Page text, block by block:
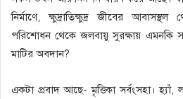
নির্মাণে, ক্ষুদ্রাতিক্ষুদ্র জীবের
পরিশোধন থেকে জলবায়ু সুরক্ষায় এমনকি
মাটির অবদান?
একটা প্রবাদ আছে- মৃত্তিকা সর্বংসহা। হ্যাঁ,